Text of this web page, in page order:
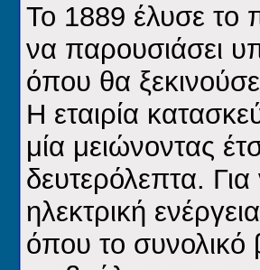
Το 1889 έλυσε το
να παρουσιάσει
όπου θα
Η εταιρία
μία μειώνοντας
δευτερόλεπτα.
ηλεκτρική
όπου το